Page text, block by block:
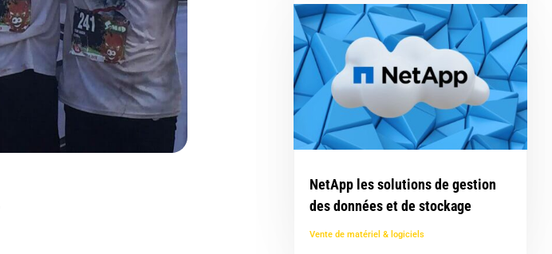
NetApp les solutions de gestion
des données et de stockage
Vente de matériel & logiciels